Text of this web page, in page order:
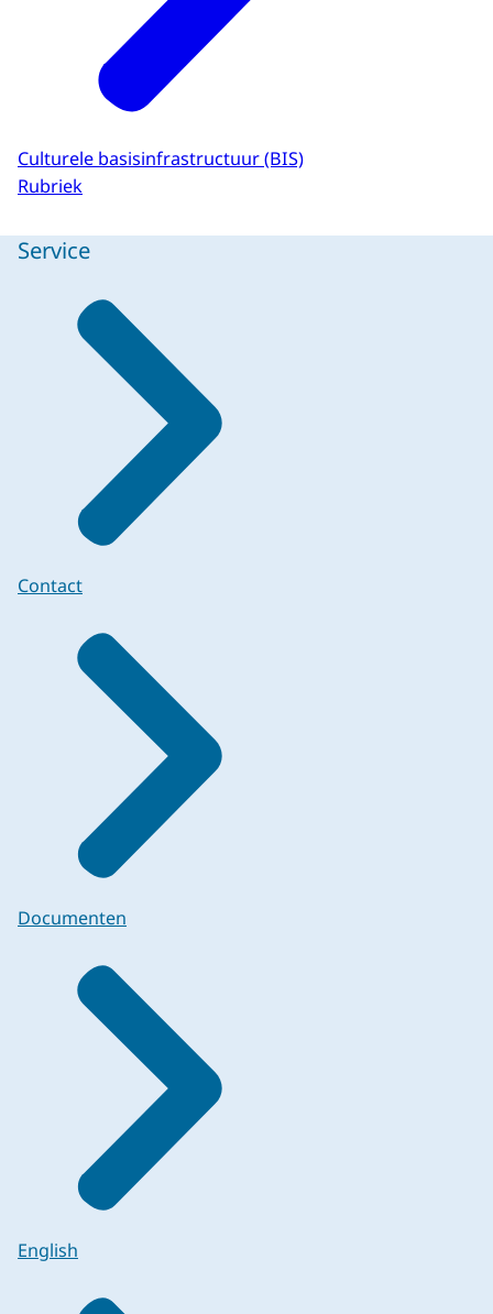
Culturele basisinfrastructuur (BIS)
Rubriek
Service
Contact
Documenten
English